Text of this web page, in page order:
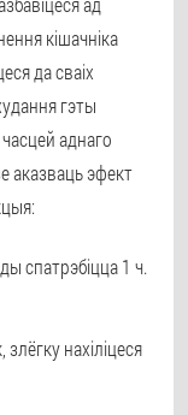
кішачніка
да сваіх
гэты
аднаго
аказваць эфект
спатрэбіцца 1 ч.
нахіліцеся